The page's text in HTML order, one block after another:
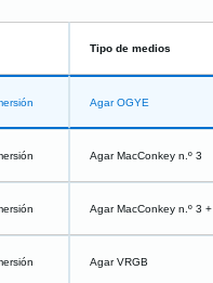
Tipo de medios
Agar OGYE
Agar MacConkey n.º 3
Agar MacConkey n.º 3
Agar VRGB